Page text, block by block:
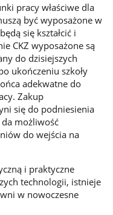
pracy właściwe dla
być wyposażone w
się kształcić i
CKZ wyposażone są
do dzisiejszych
ukończeniu szkoły
adekwatne do
Zakup
się do podniesienia
da możliwość
do wejścia na
i praktyczne
technologii, istnieje
w nowoczesne